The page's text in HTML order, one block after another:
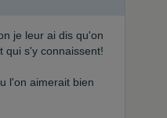
je leur ai dis qu'on
qui s'y connaissent!
l'on aimerait bien